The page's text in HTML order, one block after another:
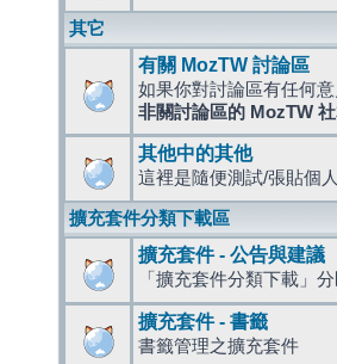
其它
有關 MozTW 討論區
如果你對討論區有任何
非關討論區的 MozTW
其他中的其他
這裡是隨便測試/張貼個
擴充套件分類下載區
擴充套件 - 公告與建議
「擴充套件分類下載」
擴充套件 - 書籤
書籤管理之擴充套件